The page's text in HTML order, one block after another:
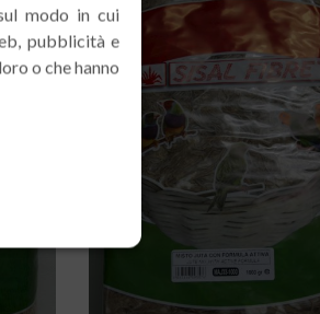
modo in cui
pubblicità e
o che hanno